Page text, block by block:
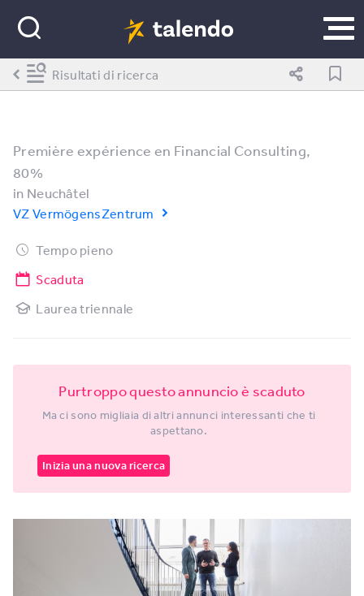
Première expérience en Financial Consulting,
80%
in Neuchâtel
VZ VermögensZentrum
Tempo pieno
Scaduta
Laurea triennale
Purtroppo questo annuncio è scaduto
Ma ci sono migliaia di altri annunci interessanti che ti
aspettano.
Inizia una nuova ricerca
Risultati di ricerca